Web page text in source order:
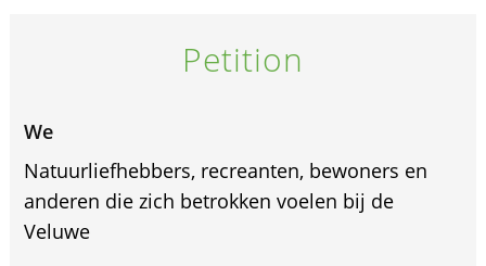
Petition
We
Natuurliefhebbers, recreanten, bewoners en
anderen die zich betrokken voelen bij de
Veluwe